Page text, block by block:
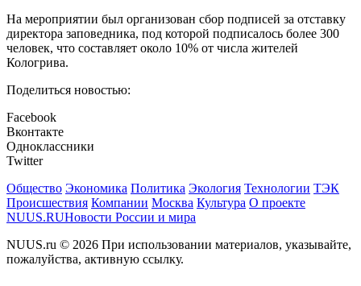
На мероприятии был организован сбор подписей за отставку
директора заповедника, под которой подписалось более 300
человек, что составляет около 10% от числа жителей
Кологрива.
Поделиться новостью:
Facebook
Вконтакте
Одноклассники
Twitter
Общество Экономика Политика Экология Технологии ТЭК
Происшествия Компании Москва Культура О проекте
NUUS.RUНовости России и мира
NUUS.ru © 2026 При использовании материалов, указывайте,
пожалуйства, активную ссылку.